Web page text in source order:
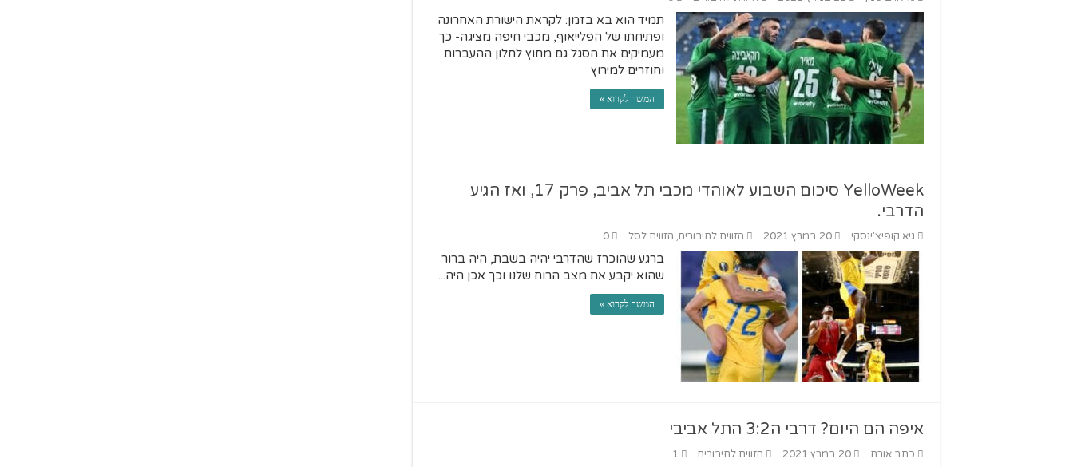
תמיד הוא בא בזמן: לקראת הישורת האחרונה
ופתיחתו של הפלייאוף, מכבי חיפה מציגה- כך
מעמיקים את הסגל גם מחוץ לחלון ההעברות
וחוזרים למירוץ
המשך לקרוא »
YelloWeek סיכום השבוע לאוהדי מכבי תל אביב, פרק 17, ואז הגיע
הדרבי.
גיא קופיצ'ינסקי 20 במרץ 2021 הזווית לחיבורים, הזווית לסל 0
ברגע שהוכרז שהדרבי יהיה בשבת, היה ברור
שהוא יקבע את מצב הרוח שלנו וכך אכן היה...
המשך לקרוא »
איפה הם היום? דרבי ה3:2 התל אביבי
כתב אורח 20 במרץ 2021 הזווית לחיבורים 1